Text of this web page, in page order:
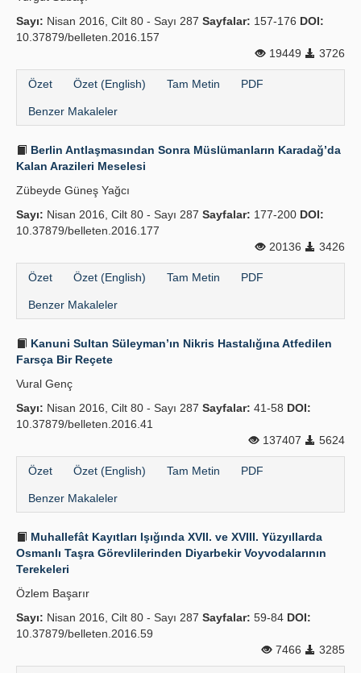
Sayı: Nisan 2016, Cilt 80 - Sayı 287 Sayfalar: 157-176 DOI:
10.37879/belleten.2016.157
19449
3726
Özet Özet (English) Tam Metin PDF
Benzer Makaleler
Berlin Antlaşmasından Sonra Müslümanların Karadağ’da
Kalan Arazileri Meselesi
Zübeyde Güneş Yağcı
Sayı: Nisan 2016, Cilt 80 - Sayı 287 Sayfalar: 177-200 DOI:
10.37879/belleten.2016.177
20136
3426
Özet Özet (English) Tam Metin PDF
Benzer Makaleler
Kanuni Sultan Süleyman’ın Nikris Hastalığına Atfedilen
Farsça Bir Reçete
Vural Genç
Sayı: Nisan 2016, Cilt 80 - Sayı 287 Sayfalar: 41-58 DOI:
10.37879/belleten.2016.41
137407
5624
Özet Özet (English) Tam Metin PDF
Benzer Makaleler
Muhallefât Kayıtları Işığında XVII. ve XVIII. Yüzyıllarda
Osmanlı Taşra Görevlilerinden Diyarbekir Voyvodalarının
Terekeleri
Özlem Başarır
Sayı: Nisan 2016, Cilt 80 - Sayı 287 Sayfalar: 59-84 DOI:
10.37879/belleten.2016.59
7466
3285